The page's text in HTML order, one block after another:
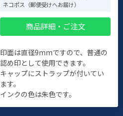
ネコポス（郵便受けへお届け）
商品詳細・ご注文
印面は直径9mmですので、普通の
認め印として使用できます。
キャップにストラップが付いてい
ます。
インクの色は朱色です。